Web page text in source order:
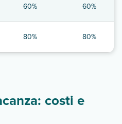
60% 60%
80% 80%
costi e